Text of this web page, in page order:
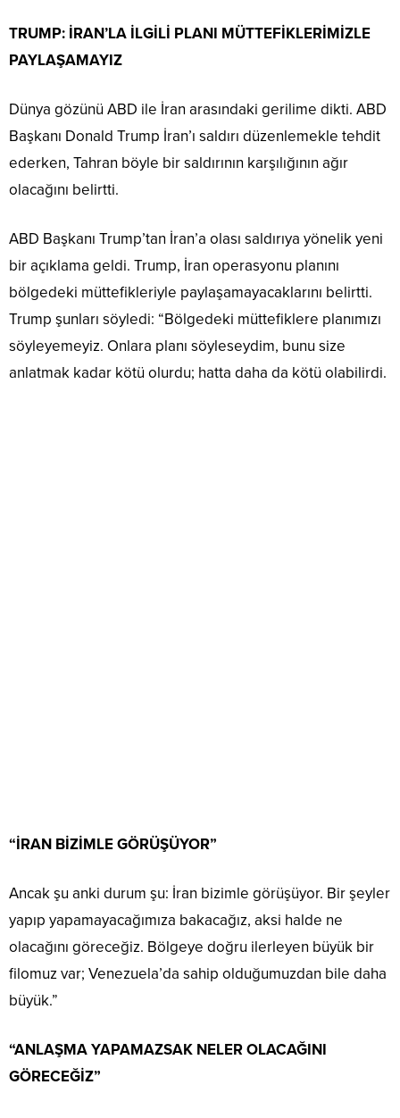
TRUMP: İRAN’LA İLGİLİ PLANI MÜTTEFİKLERİMİZLE
PAYLAŞAMAYIZ
Dünya gözünü ABD ile İran arasındaki gerilime dikti. ABD
Başkanı Donald Trump İran’ı saldırı düzenlemekle tehdit
ederken, Tahran böyle bir saldırının karşılığının ağır
olacağını belirtti.
ABD Başkanı Trump’tan İran’a olası saldırıya yönelik yeni
bir açıklama geldi. Trump, İran operasyonu planını
bölgedeki müttefikleriyle paylaşamayacaklarını belirtti.
Trump şunları söyledi: “Bölgedeki müttefiklere planımızı
söyleyemeyiz. Onlara planı söyleseydim, bunu size
anlatmak kadar kötü olurdu; hatta daha da kötü olabilirdi.
“İRAN BİZİMLE GÖRÜŞÜYOR”
Ancak şu anki durum şu: İran bizimle görüşüyor. Bir şeyler
yapıp yapamayacağımıza bakacağız, aksi halde ne
olacağını göreceğiz. Bölgeye doğru ilerleyen büyük bir
filomuz var; Venezuela’da sahip olduğumuzdan bile daha
büyük.”
“ANLAŞMA YAPAMAZSAK NELER OLACAĞINI
GÖRECEĞİZ”